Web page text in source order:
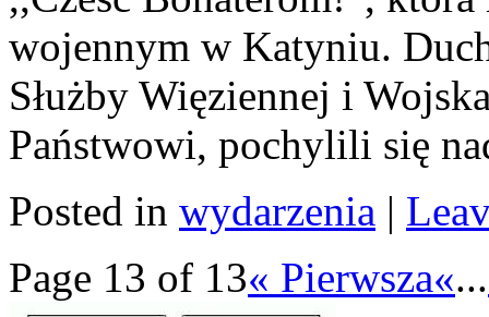
wojennym w Katyniu.
Służby Więziennej i
Państwowi, pochylili się
Posted in wydarzenia |
Page 13 of 13« Pierwsza«...